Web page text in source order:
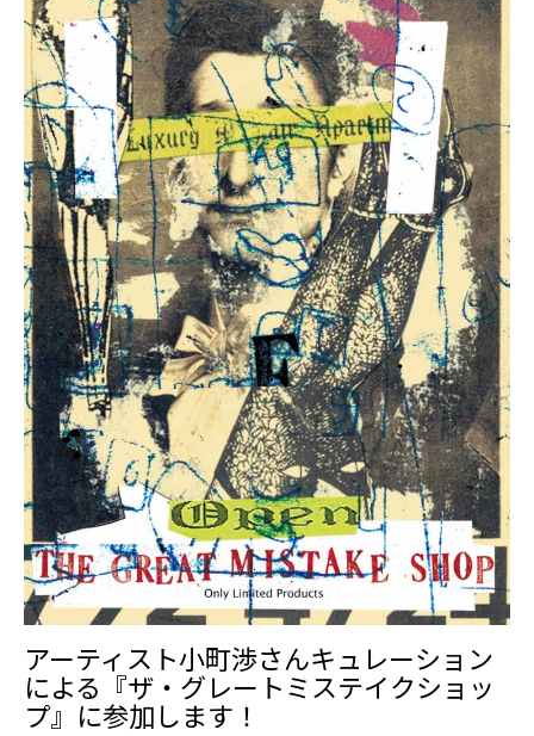
アーティスト小町渉さんキュレーション
による『ザ・グレートミステイクショッ
プ』に参加します！